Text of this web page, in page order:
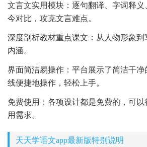
文言文实用模块：逐句翻译、字词释
今对比，攻克文言难点。
深度剖析教材重点课文：从人物形象
内涵。
界面简洁易操作：平台展示了简洁干
线便捷地操作，轻松上手。
免费使用：各项设计都是免费的，可
用需求。
天天学语文app最新版特别说明